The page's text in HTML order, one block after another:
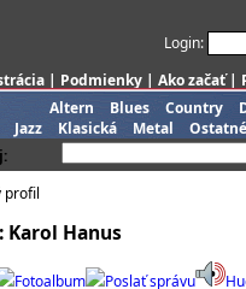
Login:
| Podmienky | Ako začať|
Altern
Blues Country
Jazz
Klasická Metal
Ostatné
profil
Hanus
Fotoalbum Poslať správu